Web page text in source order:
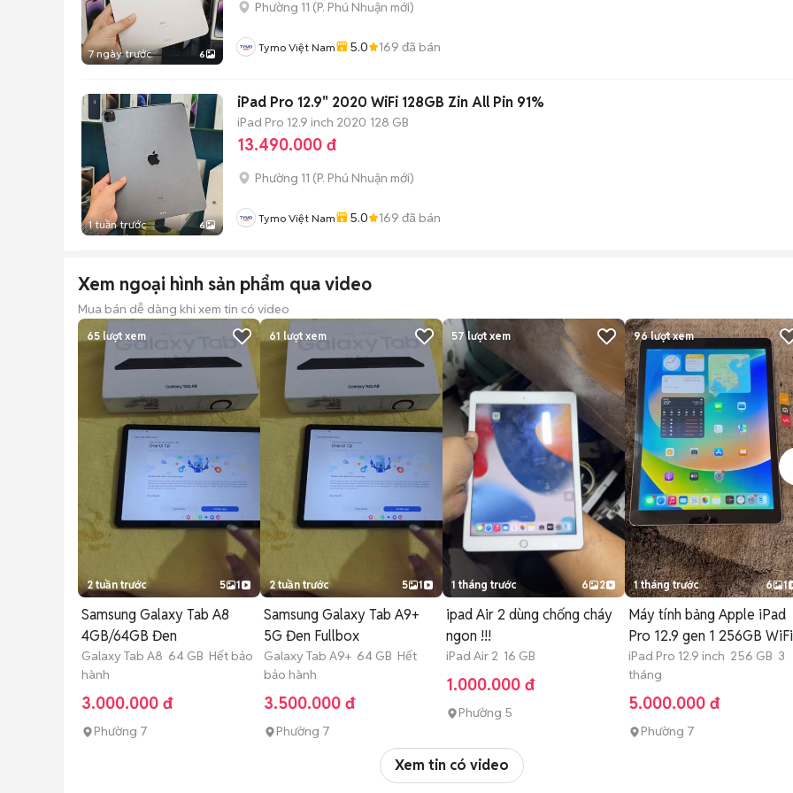
7 ngày trước 6
Phường 11 (P. Phú Nhuận mới)
Tymo Việt Nam 5.0 169 đã bán
1 tuần trước 6
iPad Pro 12.9" 2020 WiFi 128GB Zin All Pin 91%
iPad Pro 12.9 inch 2020 128 GB
13.490.000 đ
Phường 11 (P. Phú Nhuận mới)
Tymo Việt Nam 5.0 169 đã bán
Xem ngoại hình sản phẩm qua video
Mua bán dễ dàng khi xem tin có video
65 lượt xem
2 tuần trước 5 1
Samsung Galaxy Tab A8
4GB/64GB Đen
Galaxy Tab A8 64 GB Hết bảo
hành
3.000.000 đ
Phường 7
61 lượt xem
2 tuần trước 5 1
Samsung Galaxy Tab A9+
5G Đen Fullbox
Galaxy Tab A9+ 64 GB Hết
bảo hành
3.500.000 đ
Phường 7
57lượt xem
1 tháng trước 6 2
ipad Air 2 dùng chống cháy
ngon !!!
iPad Air 2 16 GB
1.000.000 đ
Phường 5
96lượt xem
1 tháng trước 6 1
Máy tính bảng Apple iPad
Pro 12.9 gen 1 256GB WiFi
iPad Pro 12.9 inch 256 GB 3
tháng
5.000.000 đ
Phường 7
Xem tin có video